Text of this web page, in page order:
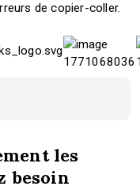
de copier-coller.
les
besoin